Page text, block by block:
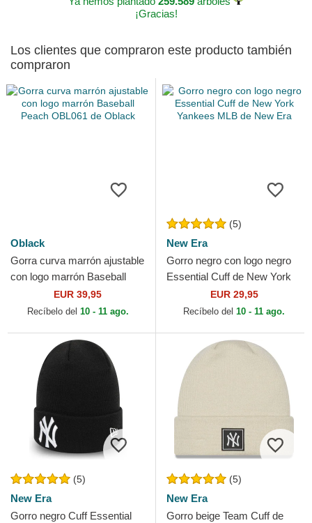
¡Gracias!
Los clientes que compraron este producto también
compraron
Oblack
Gorra curva marrón ajustable
con logo marrón Baseball
Peach OBL061 de Oblack
EUR 39,95
Recíbelo del 10 - 11 ago.
(5)
New Era
Gorro negro con logo negro
Essential Cuff de New York
Yankees MLB de New Era
EUR 29,95
Recíbelo del 10 - 11 ago.
(5)
New Era
Gorro negro Cuff Essential
(5)
New Era
Gorro beige Team Cuff de